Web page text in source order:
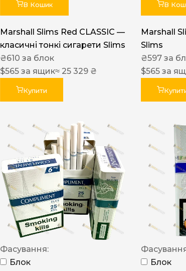
Cigaronne
В Кошик
Marshall Slims Red CLASSIC —
класичні тонкі сигарети Slims
₴610 за блок
$565 за ящик≈ 25 329 ₴
Купити
В
Marshall
Slims
₴597 за
$565 за
Фасування:
Блок
Блок